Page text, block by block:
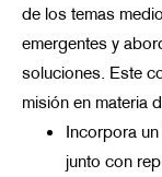
de los temas
emergentes y
soluciones. Este
misión en materia
Incorpora
junto con